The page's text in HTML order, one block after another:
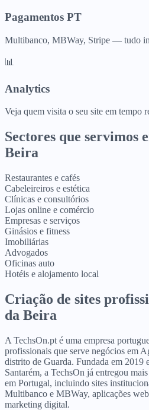
Pagamentos PT
Multibanco, MBWay, Stripe — tudo
📊
Analytics
Veja quem visita o seu site em tempo
Sectores que servimos
Beira
Restaurantes e cafés
Cabeleireiros e estética
Clínicas e consultórios
Lojas online e comércio
Empresas e serviços
Ginásios e fitness
Imobiliárias
Advogados
Oficinas auto
Hotéis e alojamento local
Criação de sites
da Beira
A TechsOn.pt é uma empresa
profissionais que serve negócios em
distrito de Guarda. Fundada em 2019
Santarém, a TechsOn já entregou
em Portugal, incluindo sites
Multibanco e MBWay, aplicações
marketing digital.